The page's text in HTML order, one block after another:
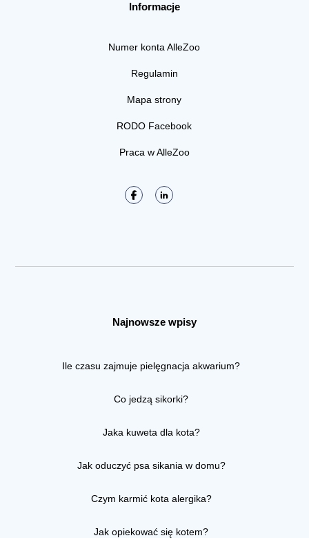
Informacje
Numer konta AlleZoo
Regulamin
Mapa strony
RODO Facebook
Praca w AlleZoo
Najnowsze wpisy
Ile czasu zajmuje pielęgnacja akwarium?
Co jedzą sikorki?
Jaka kuweta dla kota?
Jak oduczyć psa sikania w domu?
Czym karmić kota alergika?
Jak opiekować się kotem?